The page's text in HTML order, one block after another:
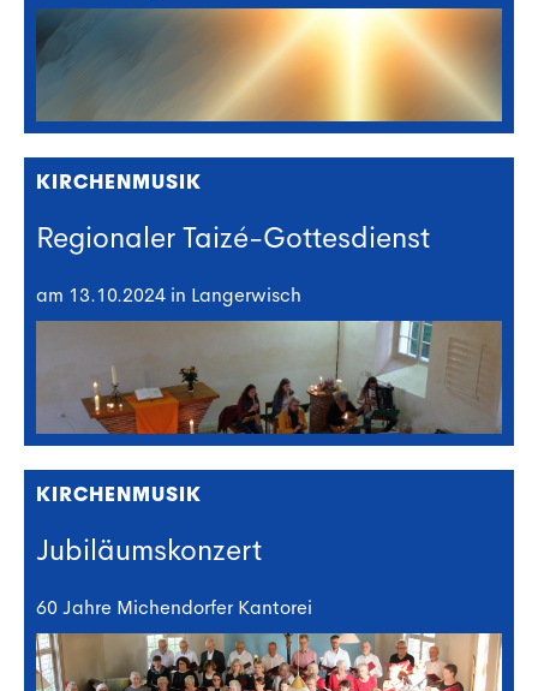
KIRCHENMUSIK
Regionaler Taizé-Gottesdienst
am 13.10.2024 in Langerwisch
KIRCHENMUSIK
Jubiläumskonzert
60 Jahre Michendorfer Kantorei